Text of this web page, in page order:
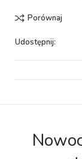
Porównaj
Udostępnij: